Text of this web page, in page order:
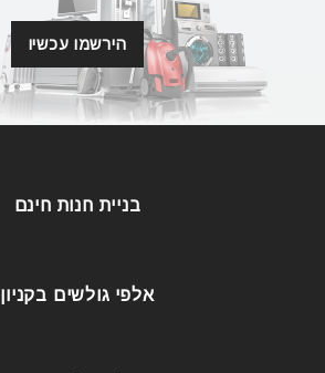
הירשמו עכשיו
בניית חנות חינם
אלפי גולשים בקניון